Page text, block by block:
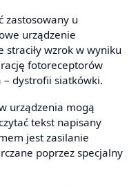
zastosowany u
urządzenie
wzrok w wyniku
fotoreceptorów
– dystrofii siatkówki.
urządzenia mogą
tekst napisany
jest zasilanie
poprzez specjalny